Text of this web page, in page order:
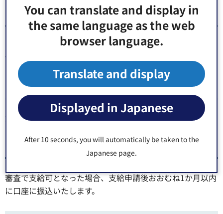
You can translate and display in
the same language as the web
browser language.
Translate and display
Displayed in Japanese
After 10 seconds, you will automatically be taken to the
Japanese page.
講座指定申請
受講開始日の属する月の前月10日までに受講しようとする
講座について指定申請を受けてください。
給付金支給申請
対象講座受講修了後30日以内に支給申請をしてください。
給付金支給
審査で支給可となった場合、支給申請後おおむね1か月以内
に口座に振込いたします。